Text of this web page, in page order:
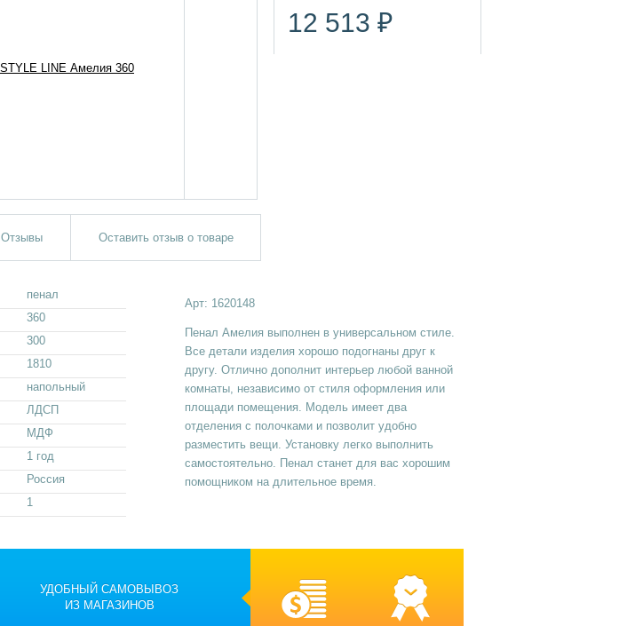
12 513 ₽
Отзывы Оставить отзыв о товаре
пенал
360
300
1810
напольный
ЛДСП
МДФ
1 год
Россия
1
Арт: 1620148
Пенал Амелия выполнен в универсальном стиле.
Все детали изделия хорошо подогнаны друг к
другу. Отлично дополнит интерьер любой ванной
комнаты, независимо от стиля оформления или
площади помещения. Модель имеет два
отделения с полочками и позволит удобно
разместить вещи. Установку легко выполнить
самостоятельно. Пенал станет для вас хорошим
помощником на длительное время.
УДОБНЫЙ САМОВЫВОЗ
ИЗ МАГАЗИНОВ